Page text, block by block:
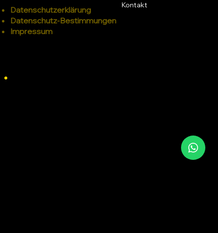
Kontakt
Datenschutzerklärung
Datenschutz-Bestimmungen
Impressum